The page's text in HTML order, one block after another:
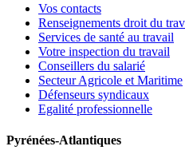
Vos contacts
Renseignements droit du
Services de santé au travail
Votre inspection du travail
Conseillers du salarié
Secteur Agricole et Maritime
Défenseurs syndicaux
Egalité professionnelle
Pyrénées-Atlantiques